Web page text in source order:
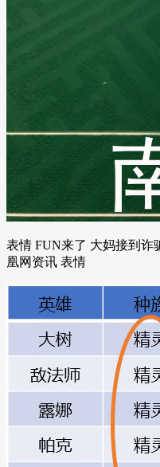
表情 FUN来了 大妈接到诈
凰网资讯 表情